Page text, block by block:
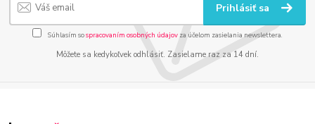
Prihlásiť sa
Súhlasím sospracovaním osobných údajov za účelom zasielania newslettera.
Môžete sa kedykoľvek odhlásiť. Zasielame raz za 14 dní.